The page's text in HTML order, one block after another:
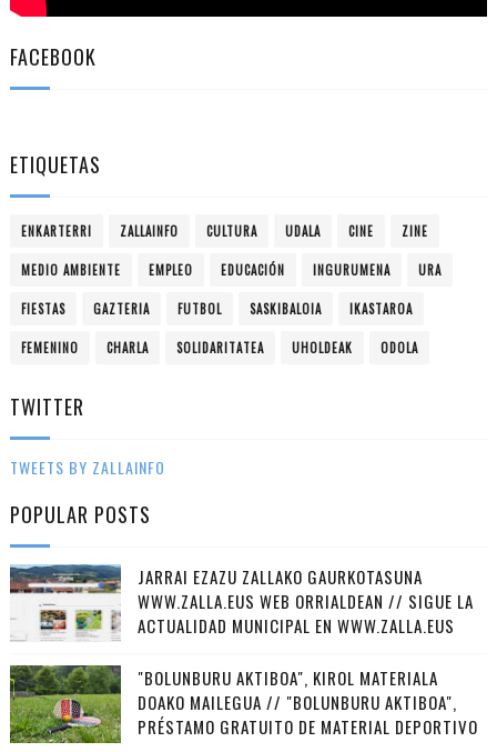
FACEBOOK
ETIQUETAS
ENKARTERRI ZALLAINFO CULTURA UDALA CINE ZINE
MEDIO AMBIENTE EMPLEO EDUCACIÓN INGURUMENA URA
FIESTAS GAZTERIA FUTBOL SASKIBALOIA IKASTAROA
FEMENINO CHARLA SOLIDARITATEA UHOLDEAK ODOLA
TWITTER
TWEETS BY ZALLAINFO
POPULAR POSTS
JARRAI EZAZU ZALLAKO GAURKOTASUNA
WWW.ZALLA.EUS WEB ORRIALDEAN // SIGUE LA
ACTUALIDAD MUNICIPAL EN WWW.ZALLA.EUS
"BOLUNBURU AKTIBOA", KIROL MATERIALA
DOAKO MAILEGUA // "BOLUNBURU AKTIBOA",
PRÉSTAMO GRATUITO DE MATERIAL DEPORTIVO